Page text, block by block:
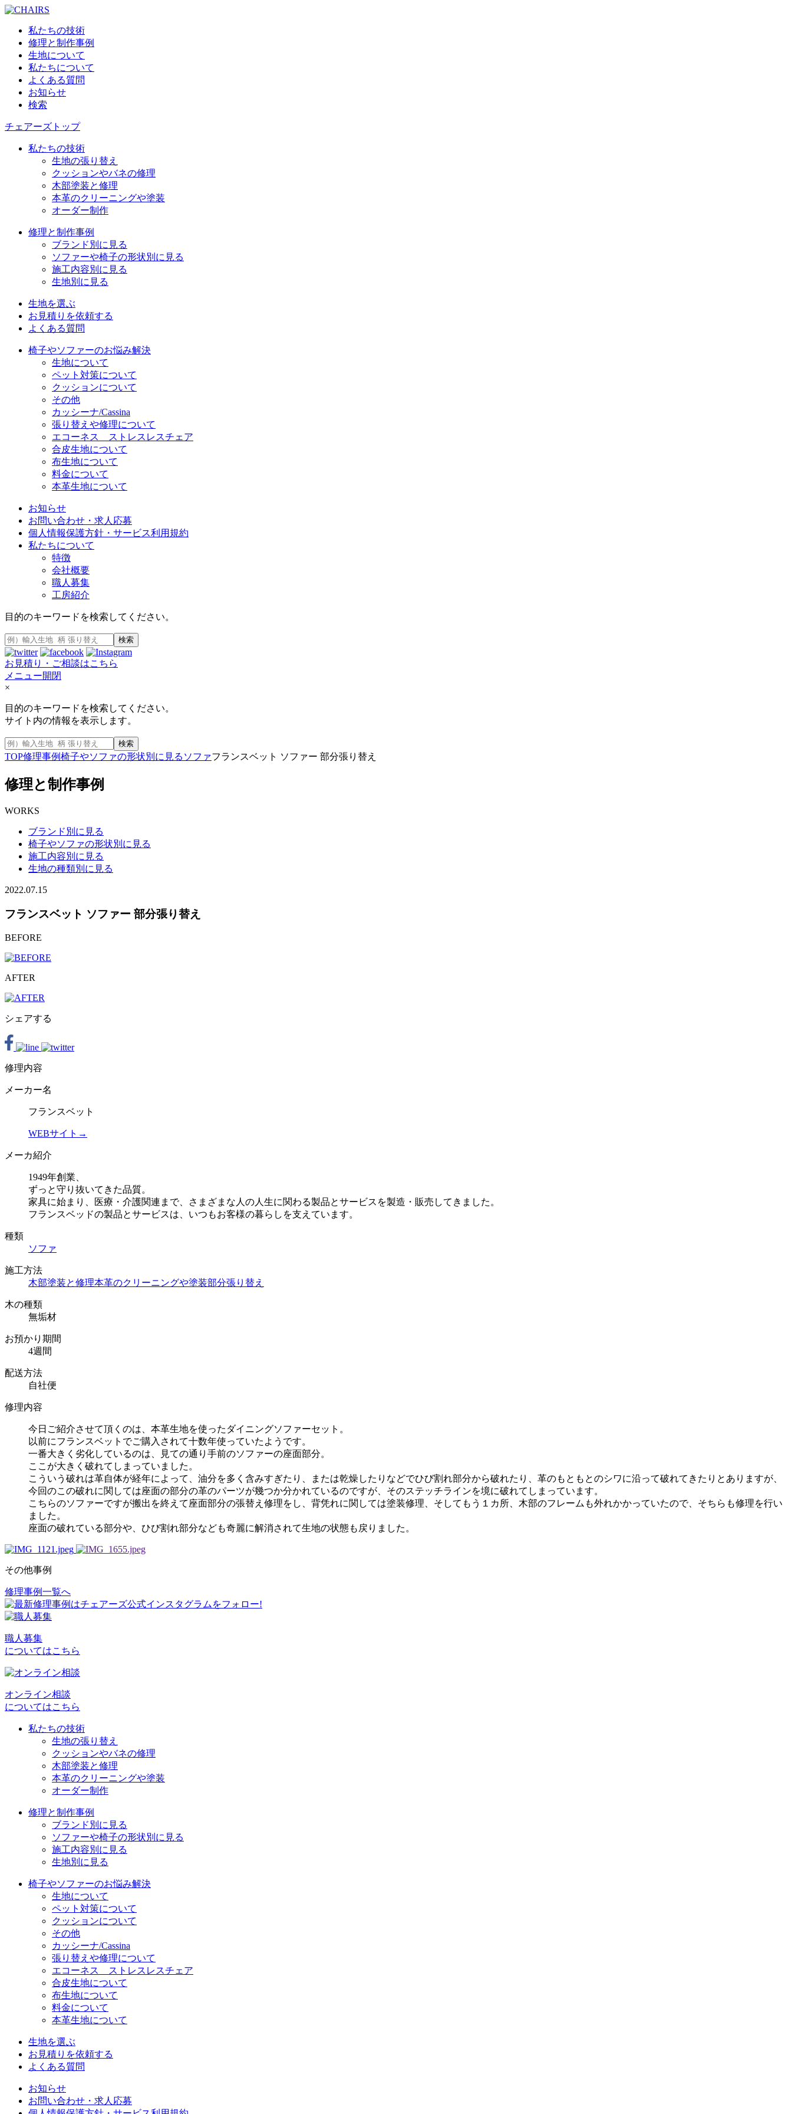
私たちの技術
修理と制作事例
生地について
私たちについて
よくある質問
お知らせ
検索
チェアーズトップ
私たちの技術
生地の張り替え
クッションやバネの修理
木部塗装と修理
本革のクリーニングや塗装
オーダー制作
修理と制作事例
ブランド別に見る
ソファーや椅子の形状別に見る
施工内容別に見る
生地別に見る
生地を選ぶ
お見積りを依頼する
よくある質問
椅子やソファーのお悩み解決
生地について
ペット対策について
クッションについて
その他
カッシーナ/Cassina
張り替えや修理について
エコーネス ストレスレスチェア
合皮生地について
布生地について
料金について
本革生地について
お知らせ
お問い合わせ・求人応募
個人情報保護方針・サービス利用規約
私たちについて
特徴
会社概要
職人募集
工房紹介
目的のキーワードを検索してください。
検索
お見積り・ご相談はこちら
メニュー開閉
×
目的のキーワードを検索してください。
サイト内の情報を表示します。
検索
TOP修理事例椅子やソファの形状別に見る ソファフランスベット ソファー 部分張り替え
修理と制作事例
WORKS
ブランド別に見る
椅子やソファの形状別に見る
施工内容別に見る
生地の種類別に見る
2022.07.15
フランスベット ソファー 部分張り替え
BEFORE
AFTER
シェアする
修理内容
メーカー名
フランスベット
WEBサイト→
メーカ紹介
1949年創業、
ずっと守り抜いてきた品質。
家具に始まり、医療・介護関連まで、さまざまな人の人生に関わる製品とサービスを製造・販売してきました。
フランスベッドの製品とサービスは、いつもお客様の暮らしを支えています。
種類
ソファ
施工方法
木部塗装と修理本革のクリーニングや塗装部分張り替え
木の種類
無垢材
お預かり期間
4週間
配送方法
自社便
修理内容
今日ご紹介させて頂くのは、本革生地を使ったダイニングソファーセット。
以前にフランスベットでご購入されて十数年使っていたようです。
一番大きく劣化しているのは、見ての通り手前のソファーの座面部分。
ここが大きく破れてしまっていました。
こういう破れは革自体が経年によって、油分を多く含みすぎたり、または乾燥したりなどでひび割れ部分から破れたり、革のもともとのシワに沿って破れてきたりとありますが、
今回のこの破れに関しては座面の部分の革のパーツが幾つか分かれているのですが、そのステッチラインを境に破れてしまっています。
こちらのソファーですが搬出を終えて座面部分の張替え修理をし、背凭れに関しては塗装修理、そしてもう１カ所、木部のフレームも外れかかっていたので、そちらも修理を行い
ました。
座面の破れている部分や、ひび割れ部分なども奇麗に解消されて生地の状態も戻りました。
その他事例
投
稿
ナ
ビ
ゲ
ー
シ
修理事例一覧へ
職人募集
についてはこちら
オンライン相談
についてはこちら
私たちの技術
生地の張り替え
クッションやバネの修理
木部塗装と修理
本革のクリーニングや塗装
オーダー制作
修理と制作事例
ブランド別に見る
ソファーや椅子の形状別に見る
施工内容別に見る
生地別に見る
椅子やソファーのお悩み解決
生地について
ペット対策について
クッションについて
その他
カッシーナ/Cassina
張り替えや修理について
エコーネス ストレスレスチェア
合皮生地について
布生地について
料金について
本革生地について
生地を選ぶ
お見積りを依頼する
よくある質問
お知らせ
お問い合わせ・求人応募